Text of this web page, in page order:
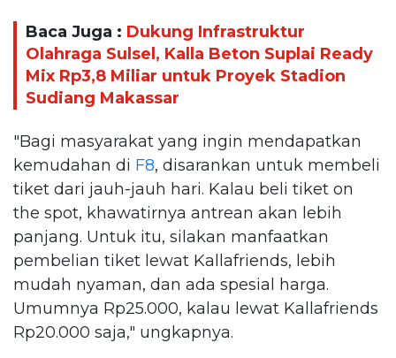
Baca Juga : Dukung Infrastruktur
Olahraga Sulsel, Kalla Beton Suplai Ready
Mix Rp3,8 Miliar untuk Proyek Stadion
Sudiang Makassar
"Bagi masyarakat yang ingin mendapatkan
kemudahan di F8, disarankan untuk membeli
tiket dari jauh-jauh hari. Kalau beli tiket on
the spot, khawatirnya antrean akan lebih
panjang. Untuk itu, silakan manfaatkan
pembelian tiket lewat Kallafriends, lebih
mudah nyaman, dan ada spesial harga.
Umumnya Rp25.000, kalau lewat Kallafriends
Rp20.000 saja," ungkapnya.